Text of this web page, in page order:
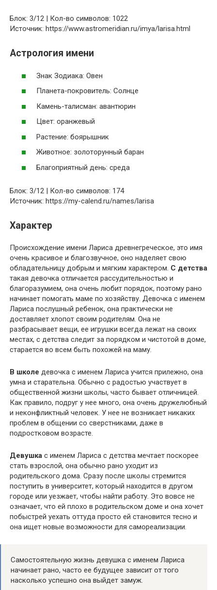
Блок: 3/12 | Кол-во символов: 1022
Источник: https://www.astromeridian.ru/imya/larisa.html
Астрология имени
Знак Зодиака: Овен
Планета-покровитель: Солнце
Камень-талисман: авантюрин
Цвет: оранжевый
Растение: боярышник
Животное: золоторунный баран
Благоприятный день: среда
Блок: 3/12 | Кол-во символов: 174
Источник: https://my-calend.ru/names/larisa
Характер
Происхождение имени Лариса древнегреческое, это имя
очень красивое и благозвучное, оно наделяет свою
обладательницу добрым и мягким характером. С детства
такая девочка отличается рассудительностью и
благоразумием, она очень любит порядок, поэтому рано
начинает помогать маме по хозяйству. Девочка с именем
Лариса послушный ребенок, она практически не
доставляет хлопот своим родителям. Она не
разбрасывает вещи, ее игрушки всегда лежат на своих
местах, с детства следит за порядком и чистотой в доме,
старается во всем быть похожей на маму.
В школе девочка с именем Лариса учится прилежно, она
умна и старательна. Обычно с радостью участвует в
общественной жизни школы, часто бывает отличницей.
Как правило, подруг у нее много, она очень дружелюбный
и неконфликтный человек. У нее не возникает никаких
проблем в общении со сверстниками, даже в
подростковом возрасте.
Девушка с именем Лариса с детства мечтает поскорее
стать взрослой, она обычно рано уходит из
родительского дома. Сразу после школы стремится
поступить в университет, который находится в другом
городе или уезжает, чтобы найти работу. Это вовсе не
означает, что ей плохо в родительском доме и она хочет
побыстрей уехать оттуда просто ей становится тесно и
она ищет новые возможности для самореализации.
Самостоятельную жизнь девушка с именем Лариса
начинает рано, часто ее будущее зависит от того
насколько успешно она выйдет замуж.